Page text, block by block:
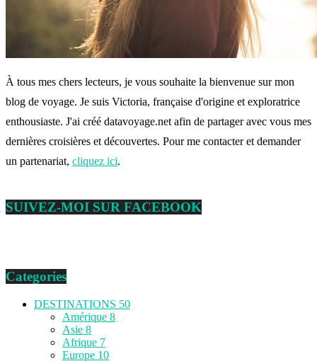
À tous mes chers lecteurs, je vous souhaite la bienvenue sur mon
blog de voyage. Je suis Victoria, française d'origine et exploratrice
enthousiaste. J'ai créé datavoyage.net afin de partager avec vous mes
dernières croisières et découvertes. Pour me contacter et demander
un partenariat, cliquez ici.
SUIVEZ-MOI SUR FACEBOOK
Categories
DESTINATIONS 50
Amérique 8
Asie 8
Afrique 7
Europe 10